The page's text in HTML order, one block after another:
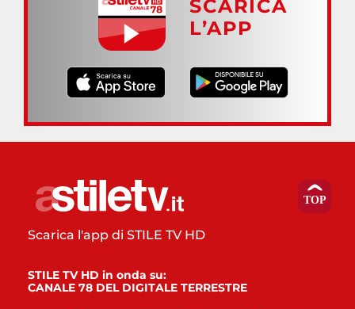
SCARICA
L’APP
Scarica l'app di STILE TV HD
STILE TV HD in onda su:
CANALE 78 DEL DIGITALE TERRESTRE